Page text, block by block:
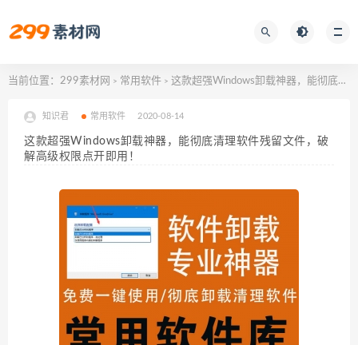
当前位置： 299素材网 > 常用软件 > 这款超强Windows卸载神器，能彻底清理软件残留文件，破解高级权限点开即用！
知识君 常用软件 2020-08-14
这款超强Windows卸载神器，能彻底清理软件残留文件，破
解高级权限点开即用！